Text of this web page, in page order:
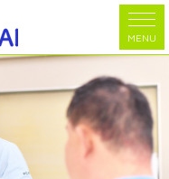
MENU